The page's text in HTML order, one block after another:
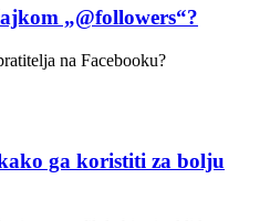
„@followers“?
na Facebooku?
ga koristiti za bolju